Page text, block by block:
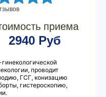
приема
2940 Руб
проводит
ГСГ, конизацию
гистероскопию,